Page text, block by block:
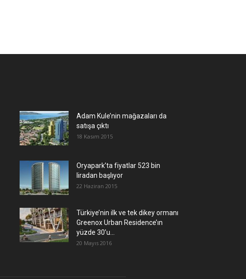
Adam Kule’nin mağazaları da
satışa çıktı
18 Kasım 2015
Oryapark’ta fiyatlar 523 bin
liradan başlıyor
22 Haziran 2015
Türkiye’nin ilk ve tek dikey ormanı
Greenox Urban Residence’ın
yüzde 30’u...
20 Mayıs 2016